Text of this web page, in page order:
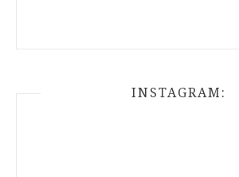
INSTAGRAM: